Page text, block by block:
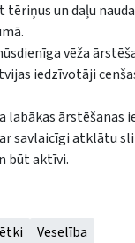
un daļu
vēža
iedzīvotāji
ārstēšanas
savlaicīgi atklātu
būt aktīvi.
Veselība